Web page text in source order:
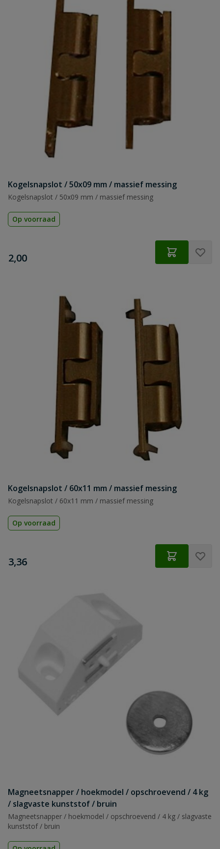
Kogelsnapslot / 50x09 mm / massief messing
Kogelsnapslot / 50x09 mm / massief messing
Op voorraad
€
2,00
Kogelsnapslot / 60x11 mm / massief messing
Kogelsnapslot / 60x11 mm / massief messing
Op voorraad
€
3,36
Magneetsnapper / hoekmodel / opschroevend / 4 kg
/ slagvaste kunststof / bruin
Magneetsnapper / hoekmodel / opschroevend / 4 kg / slagvaste
kunststof / bruin